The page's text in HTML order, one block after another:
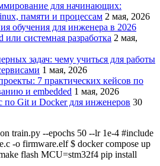
для начинающих:
памяти и процессам 2 мая, 2026
обучения для инженера в 2026
системная разработка 2 мая,
задач: чему учиться для работы
1 мая, 2026
7 практических кейсов по
и embedded 1 мая, 2026
по Git и Docker для инженеров 30
train.py --epochs 50 --lr 1e-4 #include
-o firmware.elf $ docker compose up
flash MCU=stm32f4 pip install